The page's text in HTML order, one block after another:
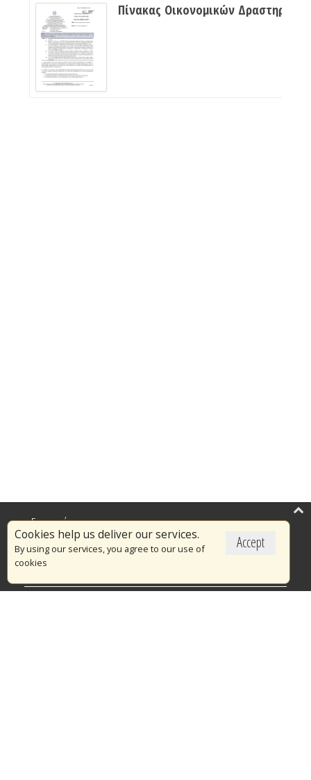
Accept
Cookies help us deliver our services.
By using our services, you agree to our use of
cookies
Επικαιρότητα
Το Πυροσβεστικό Σώμα